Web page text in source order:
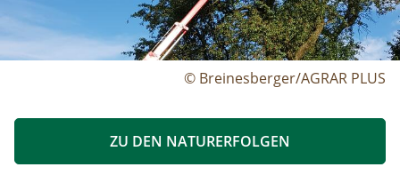
© Breinesberger/AGRAR PLUS
ZU DEN NATURERFOLGEN